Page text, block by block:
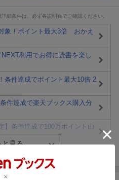
細条件は、必ず各説明頁でご確認ください。
象！ポイント最大3倍 おかえ
NEXT利用でお得に読書を楽し
条件達成でポイント最大10倍 2
件達成で楽天ブックス購入分
】条件達成で100万ポイント山
ントもらえる＆抽選で豪華景品